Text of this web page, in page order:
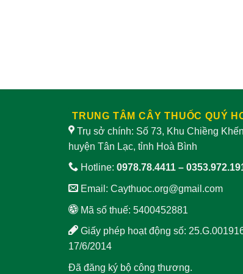
Lợi tiểu Men gan cao
Mát gan giải độc Méo mồm
Mụn trứng cá
Nám da Nấm móng Nở ngực
TRUNG TÂM CÂY THUỐC QUÝ
Trụ sở chính: Số 73, Khu Chiềng
huyện Tân Lạc, tỉnh Hoà Bình
Hotline: 0978.78.4411 –
Email: Caythuoc.org@gmail.com
Mã số thuế: 5400452881
Giấy phép hoạt động số:
17/6/2014
Đã đăng ký bộ công thương.